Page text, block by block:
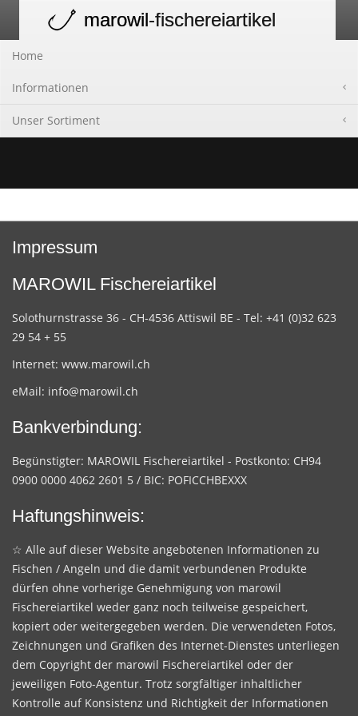
navigation
marowil-fischereiartikel
Home
Informationen
Unser Sortiment
Impressum
MAROWIL Fischereiartikel
Solothurnstrasse 36 - CH-4536 Attiswil BE - Tel: +41 (0)32 623
29 54 + 55
Internet: www.marowil.ch
eMail: info@marowil.ch
Bankverbindung:
Begünstigter: MAROWIL Fischereiartikel - Postkonto: CH94
0900 0000 4062 2601 5 / BIC: POFICCHBEXXX
Haftungshinweis:
☆ Alle auf dieser Website angebotenen Informationen zu
Fischen / Angeln und die damit verbundenen Produkte
dürfen ohne vorherige Genehmigung von marowil
Fischereiartikel weder ganz noch teilweise gespeichert,
kopiert oder weitergegeben werden. Die verwendeten Fotos,
Zeichnungen und Grafiken des Internet-Dienstes unterliegen
dem Copyright der marowil Fischereiartikel oder der
jeweiligen Foto-Agentur. Trotz sorgfältiger inhaltlicher
Kontrolle auf Konsistenz und Richtigkeit der Informationen